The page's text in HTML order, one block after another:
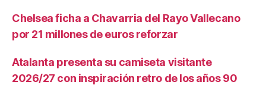
Chelsea ficha a Chavarria del Rayo Vallecano
por 21 millones de euros reforzar
Atalanta presenta su camiseta visitante
2026/27 con inspiración retro de los años 90